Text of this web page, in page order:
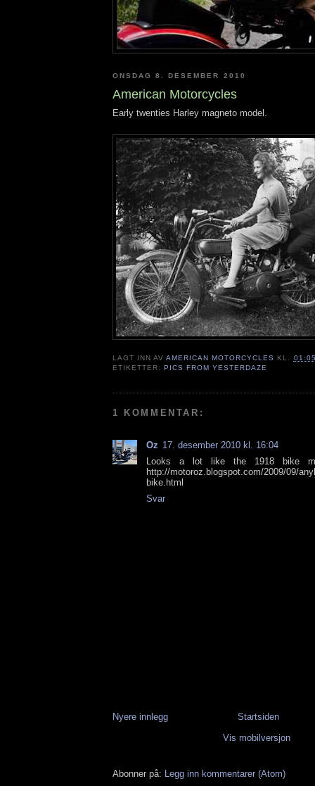
ONSDAG 8. DESEMBER 2010
American Motorcycles
Early twenties Harley magneto model.
LAGT INN AVAMERICAN MOTORCYCLES KL.
ETIKETTER: PICS FROM YESTERDAZE
1 KOMMENTAR:
Oz 17. desember 2010 kl. 16:04
Looks a lot like the 1918 bike
http://motoroz.blogspot.com/2009/09/
bike.html
Svar
Nyere innlegg
Startsiden
Vis mobilversjon
Abonner på: Legg inn kommentarer (Atom)